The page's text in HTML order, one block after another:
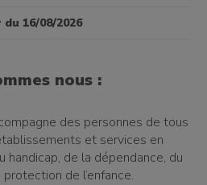
16/08/2026
nous :
des personnes de tous
et services en
handicap, de la dépendance, du
de l’enfance.